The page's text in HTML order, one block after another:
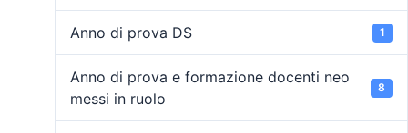
Anno di prova DS 1
Anno di prova e formazione docenti neo
messi in ruolo
8